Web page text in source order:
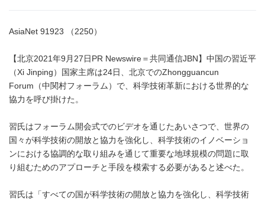
AsiaNet 91923 （2250）
【北京2021年9月27日PR Newswire＝共同通信JBN】中国の習近平
（Xi Jinping）国家主席は24日、北京でのZhongguancun
Forum（中関村フォーラム）で、科学技術革新における世界的な
協力を呼び掛けた。
習氏はフォーラム開会式でのビデオを通じたあいさつで、世界の
国々が科学技術の開放と協力を強化し、科学技術のイノベーショ
ンにおける協調的な取り組みを通じて重要な地球規模の問題に取
り組むためのアプローチと手段を模索する必要があると述べた。
習氏は「すべての国が科学技術の開放と協力を強化し、科学技術